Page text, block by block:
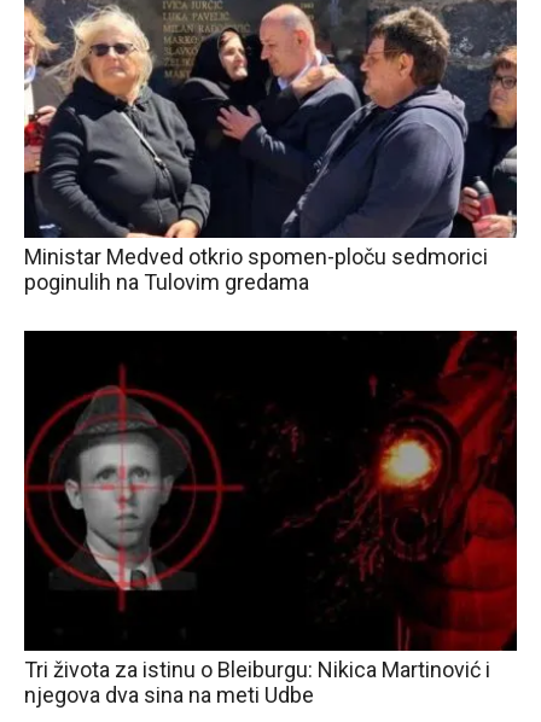
Ministar Medved otkrio spomen-ploču sedmorici
poginulih na Tulovim gredama
Tri života za istinu o Bleiburgu: Nikica Martinović i
njegova dva sina na meti Udbe